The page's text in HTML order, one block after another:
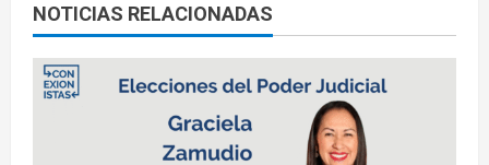
NOTICIAS RELACIONADAS